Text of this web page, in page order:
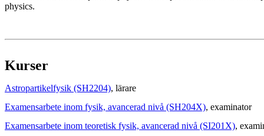
physics.
Kurser
Astropartikelfysik (SH2204), lärare
Examensarbete inom fysik, avancerad nivå (SH204X), examinator
Examensarbete inom teoretisk fysik, avancerad nivå (SI201X),